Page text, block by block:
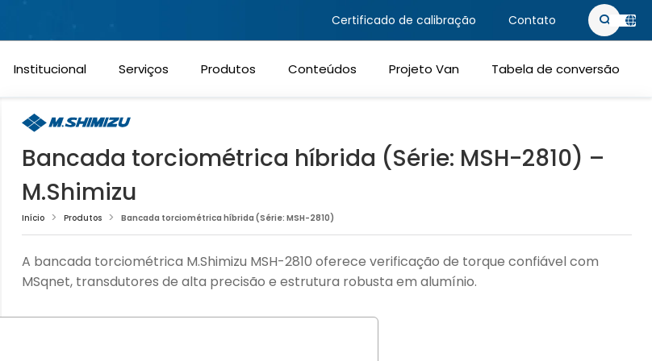
Cookies funcionais
Cookies de marketing
Confirmar escolhas
Certificado de calibração
Contato
PT-BR
Institucional Serviços Produtos Conteúdos Projeto Van Tabela de conversão
Bancada torciométrica híbrida (Série: MSH-2810) –
M.Shimizu
Início Produtos Bancada torciométrica híbrida (Série: MSH-2810)
A bancada torciométrica M.Shimizu MSH-2810 oferece verificação de torque confiável com
MSqnet, transdutores de alta precisão e estrutura robusta em alumínio.